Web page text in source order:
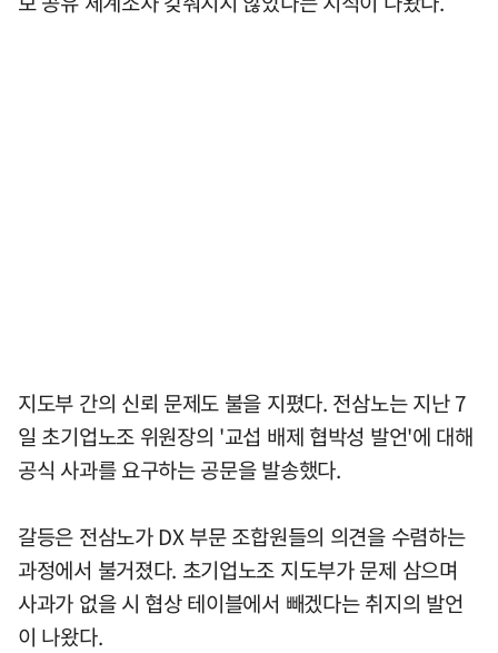
지도부 간의 신뢰 문제도 불을 지폈다. 전삼노는 지난 7
일 초기업노조 위원장의 '교섭 배제 협박성 발언'에 대해
공식 사과를 요구하는 공문을 발송했다.
갈등은 전삼노가 DX 부문 조합원들의 의견을 수렴하는
과정에서 불거졌다. 초기업노조 지도부가 문제 삼으며
사과가 없을 시 협상 테이블에서 빼겠다는 취지의 발언
이 나왔다.